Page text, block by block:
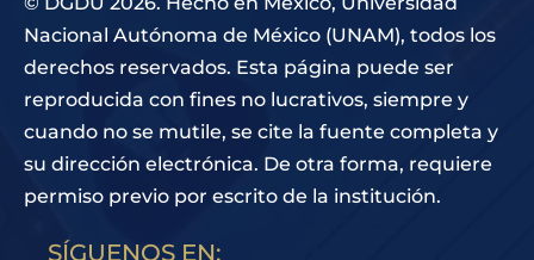
Nacional Autónoma de México (UNAM), todos los
derechos reservados. Esta página puede ser
reproducida con fines no lucrativos, siempre y
cuando no se mutile, se cite la fuente completa y
su dirección electrónica. De otra forma, requiere
permiso previo por escrito de la institución.
SÍGUENOS EN: